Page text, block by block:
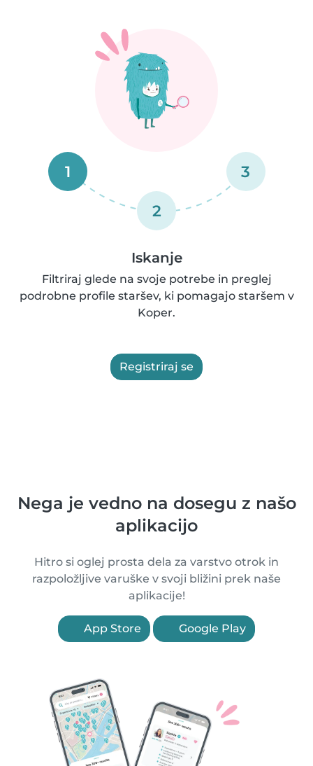
1
2
3
Iskanje
Filtriraj glede na svoje potrebe in preglej
podrobne profile staršev, ki pomagajo staršem v
Koper.
Registriraj se
Nega je vedno na dosegu z našo
aplikacijo
Hitro si oglej prosta dela za varstvo otrok in
razpoložljive varuške v svoji bližini prek naše
aplikacije!
App Store Google Play